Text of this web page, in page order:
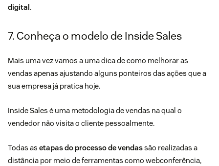
digital .
7. Conheça o modelo de Inside Sales
Mais uma vez vamos a uma dica de como melhorar as
vendas apenas ajustando alguns ponteiros das ações que a
sua empresa já pratica hoje.
Inside Sales é uma metodologia de vendas na qual o
vendedor não visita o cliente pessoalmente.
Todas as etapas do processo de vendassão realizadas a
distância por meio de ferramentas como webconferência,